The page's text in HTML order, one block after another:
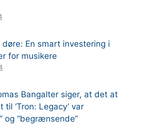
En smart investering i
for musikere
Bangalter siger, at det at
‘Tron: Legacy’ var
og “begrænsende”